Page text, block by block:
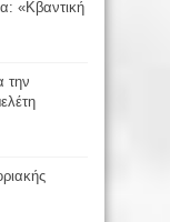
«Κβαντική
την